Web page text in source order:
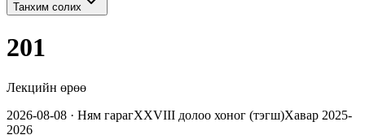
Танхим солих
201
Лекцийн өрөө
2026-08-08 · Ням гарагXXVIII долоо хоног (тэгш)Хавар 2025-
2026